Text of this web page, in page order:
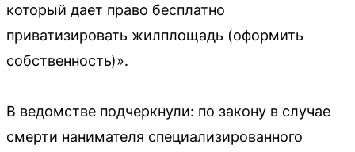
который дает право бесплатно
приватизировать жилплощадь (оформить
собственность)».
В ведомстве подчеркнули: по закону в случае
смерти нанимателя специализированного